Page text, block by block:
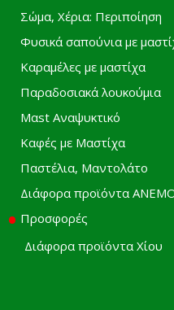
Σώμα, Χέρια: Περιποίηση
Φυσικά σαπούνια με
Καραμέλες με μαστίχα
Παραδοσιακά λουκούμια
Mαst Αναψυκτικό
Καφές με Μαστίχα
Παστέλια, Μαντολάτο
Διάφορα προϊόντα
Προσφορές
Διάφορα προϊόντα Χίου